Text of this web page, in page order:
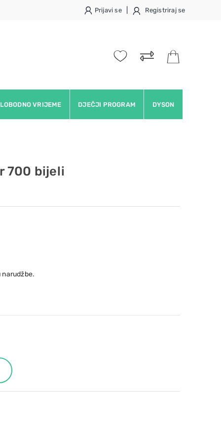
Prijavi se Registriraj se
VRIJEME DJEČJI PROGRAM DYSON
700 bijeli
narudžbe.